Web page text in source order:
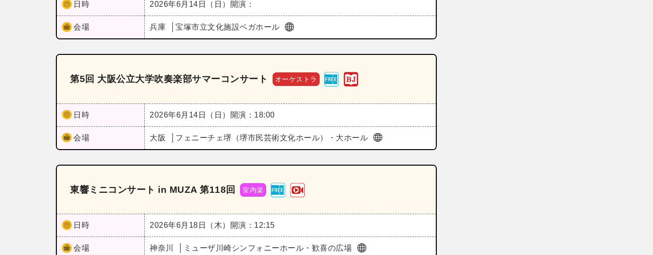
日時 2026年6月14日（日） 開演：
会場 兵庫 宝塚市立文化施設ベガホール
第5回 大阪公立大学吹奏楽部サマーコンサート オーケストラ
日時 2026年6月14日（日） 開演：18:00
会場 大阪 フェニーチェ堺（堺市民芸術文化ホール）・大ホール
東響ミニコンサート in MUZA 第118回 室内楽
日時 2026年6月18日（木） 開演：12:15
会場 神奈川 ミューザ川崎シンフォニーホール・歓喜の広場